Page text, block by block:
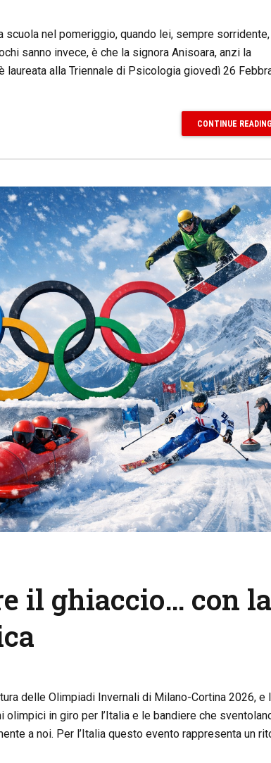
nel pomeriggio, quando lei, sempre
sanno invece, è che la signora Anisoara, anzi la
laureata alla Triennale di Psicologia giovedì 26
CONTINUE READING
il ghiaccio… con la
delle Olimpiadi Invernali di Milano-Cortina 2026, e
in giro per l’Italia e le bandiere che
a noi. Per l’Italia questo evento rappresenta un